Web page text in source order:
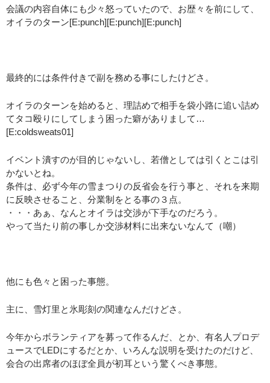
会議の内容自体にも少々怒っていたので、お歴々を前にして、
オイラのターン[E:punch][E:punch][E:punch]
最終的には条件付きで副を務める事にしたけどさ。
オイラのターンを始めると、理詰めで相手を袋小路に追い詰め
てタコ殴りにしてしまう困った癖がありまして…
[E:coldsweats01]
イベント潰すのが目的じゃないし、若僧としては引くとこは引
かないとね。
条件は、必ず今年の雪まつりの反省会を行う事と、それを来期
に反映させること、分業制をとる事の３点。
・・・あぁ、なんとオイラは交渉が下手なのだろう。
やって当たり前の事しか交渉材料に出来ないなんて（嘲）
他にも色々と困った事態。
主に、雪灯里と氷彫刻の関連なんだけどさ。
今年からボランティアを募って作るんだ、とか、有名人プロデ
ュースでLEDにするだとか、いろんな説明を受けたのだけど、
会合の出席者のほぼ全員が初耳という驚くべき事態。